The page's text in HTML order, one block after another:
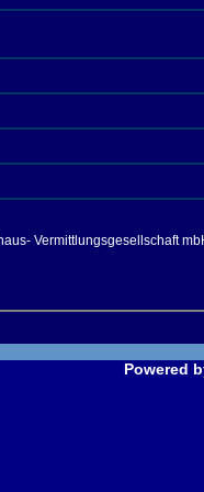
Vermittlungsgesellschaft
Powered